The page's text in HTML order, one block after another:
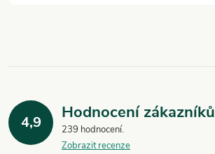
p
i 4,9 Hodnocení zákazníků
239 hodnocení
Zobrazit recenze